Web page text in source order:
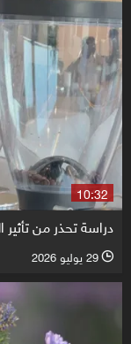
10:32
دراسة تحذر من
l 29 يوليو 2026